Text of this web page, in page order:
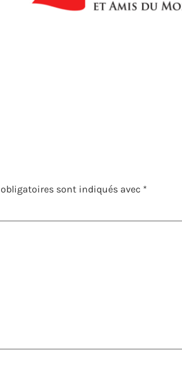
obligatoires sont indiqués avec *